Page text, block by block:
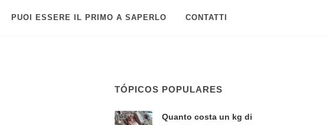
PUOI ESSERE IL PRIMO A SAPERLO CONTATTI
TÓPICOS POPULARES
Quanto costa un kg di